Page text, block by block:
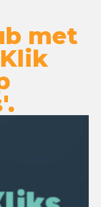
met